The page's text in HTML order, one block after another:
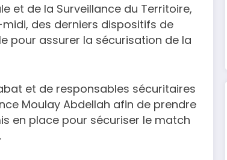
et de la Surveillance du Territoire,
des derniers dispositifs de
pour assurer la sécurisation de la
et de responsables sécuritaires
Moulay Abdellah afin de prendre
en place pour sécuriser le match